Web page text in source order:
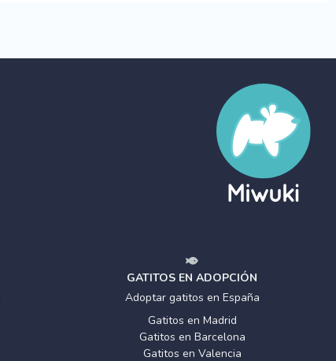
GATITOS EN ADOPCIÓN
Adoptar gatitos en España
Gatitos en Madrid
Gatitos en Barcelona
Gatitos en Valencia